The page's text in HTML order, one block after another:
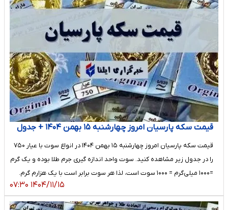
قیمت سکه پارسیان امروز چهارشنبه ۱۵ بهمن ۱۴۰۴ + جدول
قیمت سکه پارسیان امروز چهارشنبه ۱۵ بهمن ۱۴۰۴ در انواع سوت با عیار ۷۵۰
را در جدول زیر مشاهده کنید. سوت واحد اندازه گیری جرم طلا بوده و یک گرم
=۱۰۰۰ میلی‌گرم = ۱۰۰۰ سوت است، لذا هر سوت برابر است با یک هزارم گرم.
۱۴۰۴/۱۱/۱۵ ۰۷:۳۰